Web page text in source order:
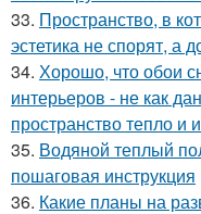
33. Пространство, в
эстетика не спорят, а
34. Хорошо, что обои
интерьеров - не как
пространство тепло и
35. Водяной теплый
пошаговая инструкция
36. Какие планы на